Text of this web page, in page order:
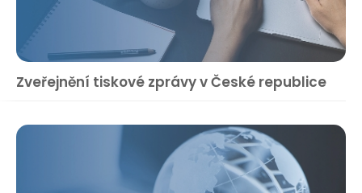
Zveřejnění tiskové zprávy v České republice